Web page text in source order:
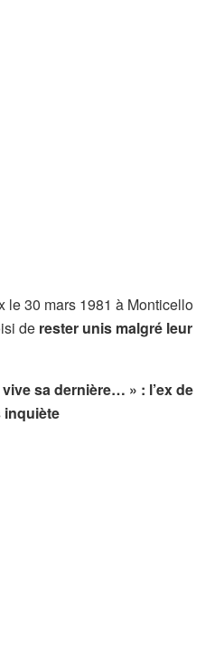
30 mars 1981 à Monticello
de rester unis malgré leur
vive sa dernière… » : l’ex de
inquiète